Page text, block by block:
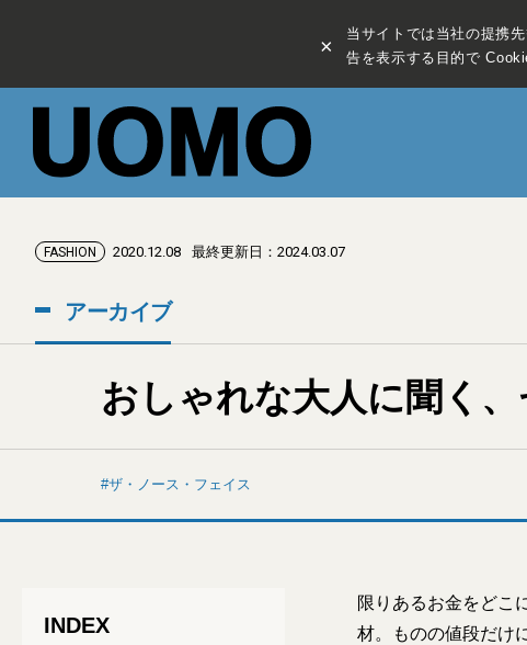
×
当サイトでは当社の提携
告を表示する目的で
FASHION 2020.12.08 最終更新日：2024.03.07
アーカイブ
おしゃれな大人に聞く
ザ・ノース・フェイス
INDEX
限りあるお金をどこ
材。ものの値段だけ